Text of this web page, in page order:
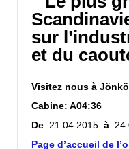
sur
et du
Visitez nous à
Cabine: A04:36
De 21.04.2015 à
Page d’accueil de